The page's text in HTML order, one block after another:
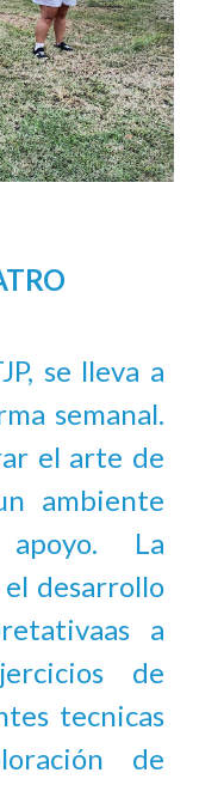
se lleva a
semanal.
el arte de
ambiente
La
el desarrollo
a
de
tecnicas
de